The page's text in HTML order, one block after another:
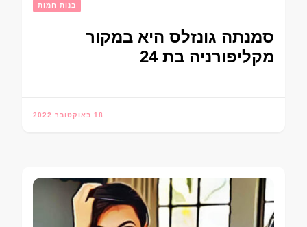
בנות חמות
סמנתה גונזלס היא במקור
מקליפורניה בת 24
18 באוקטובר 2022